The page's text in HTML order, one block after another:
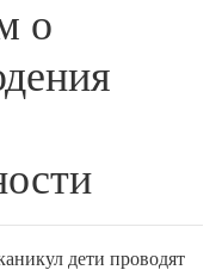
о
дети проводят